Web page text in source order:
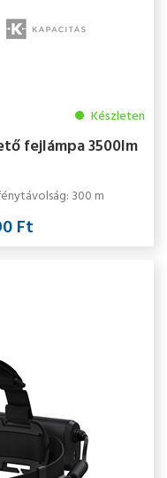
Készleten
fejlámpa 3500lm
300 m
Ft